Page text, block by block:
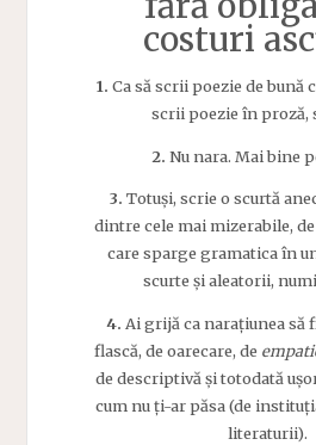
costuri
1. Ca să scrii poezie de bună
scrii poezie în proză,
2. Nu nara. Mai bine
3. Totuși, scrie o scurtă
dintre cele mai mizerabile,
care sparge gramatica în
scurte și aleatorii,
4. Ai grijă ca narațiunea să
flască, de oarecare, de
de descriptivă și totodată
cum nu ți-ar păsa (de
literaturii).